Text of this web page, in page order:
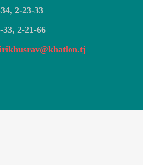
2-23-33
2-21-66